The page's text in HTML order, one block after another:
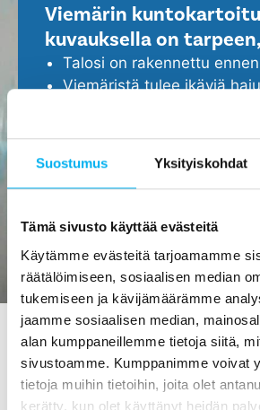
Suostumus Yksityiskohdat
Tämä sivusto käyttää evästeitä
Käytämme evästeitä tarjoamamme
räätälöimiseen, sosiaalisen median
tukemiseen ja kävijämäärämme
jaamme sosiaalisen median,
alan kumppaneillemme tietoja siitä,
sivustoamme. Kumppanimme voivat
tietoja muihin tietoihin, joita olet
kerätty, kun olet käyttänyt heidän
Viemärin
kuvauksella on
Talosi on rakennettu
Viemäristä tulee ikäviä
Haluat ennakoida ja turvata
ilmenemistä.
Viemärin kuvaus